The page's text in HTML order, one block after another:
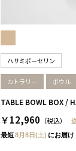
ハサミポーセリン
カトラリー ボウル
TABLE BOWL BOX /
￥12,960 （税込）
最短8月8日(土) にお届け